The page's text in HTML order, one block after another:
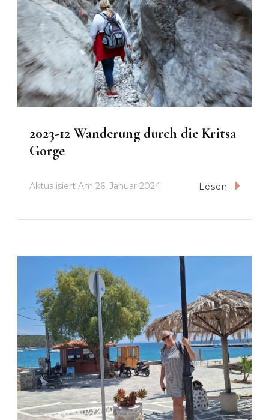
2023-12 Wanderung durch die Kritsa
Gorge
Aktualisiert Am 26. Januar 2024 Lesen